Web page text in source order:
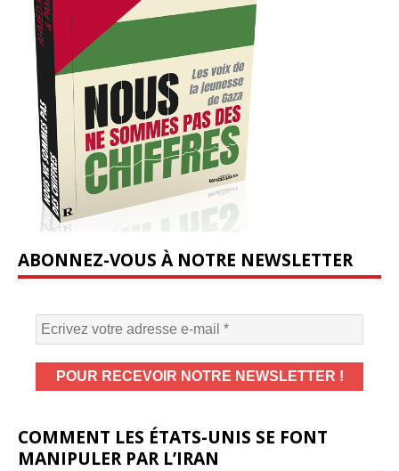
ABONNEZ-VOUS À NOTRE NEWSLETTER
COMMENT LES ÉTATS-UNIS SE FONT
MANIPULER PAR L’IRAN